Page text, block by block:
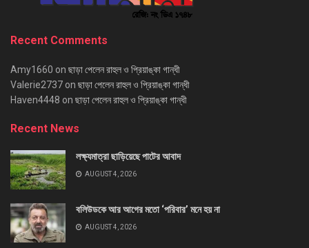
Recent Comments
Amy1660 on ছাড়া পেলেন রাহুল ও প্রিয়াঙ্কা গান্ধী
Valerie2737 on ছাড়া পেলেন রাহুল ও প্রিয়াঙ্কা গান্ধী
Haven4448 on ছাড়া পেলেন রাহুল ও প্রিয়াঙ্কা গান্ধী
Recent News
লক্ষ্যমাত্রা ছাড়িয়েছে পাটের আবাদ
AUGUST 4, 2026
বলিউডকে আর আগের মতো ‘পরিবার’ মনে হয় না
AUGUST 4, 2026